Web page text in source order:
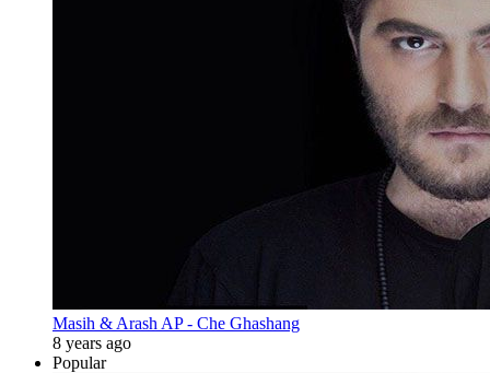
Masih & Arash AP - Che Ghashang
8 years ago
Popular